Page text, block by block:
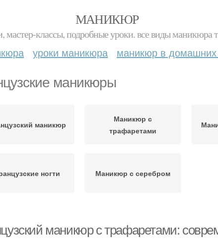
МАНИКЮР
мастер-классы, подробные уроки. все виды маникюра
уроки маникюра маникюр в домашних
маникюры
маникюр
Маникюр с
трафаретами
ногти Маникюр с серебром
маникюр с трафаретами: